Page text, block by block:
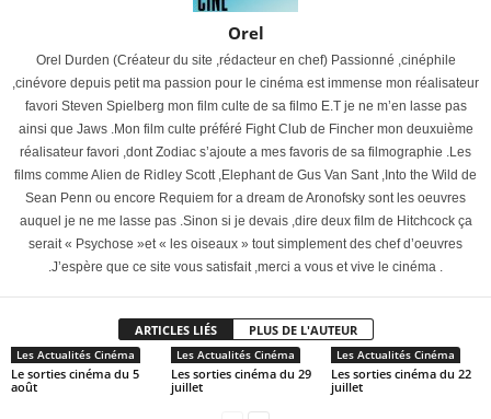
Orel
Orel Durden (Créateur du site ,rédacteur en chef) Passionné ,cinéphile
,cinévore depuis petit ma passion pour le cinéma est immense mon réalisateur
favori Steven Spielberg mon film culte de sa filmo E.T je ne m’en lasse pas
ainsi que Jaws .Mon film culte préféré Fight Club de Fincher mon deuxuième
réalisateur favori ,dont Zodiac s’ajoute a mes favoris de sa filmographie .Les
films comme Alien de Ridley Scott ,Elephant de Gus Van Sant ,Into the Wild de
Sean Penn ou encore Requiem for a dream de Aronofsky sont les oeuvres
auquel je ne me lasse pas .Sinon si je devais ,dire deux film de Hitchcock ça
serait « Psychose »et « les oiseaux » tout simplement des chef d’oeuvres
.J’espère que ce site vous satisfait ,merci a vous et vive le cinéma .
ARTICLES LIÉS PLUS DE L'AUTEUR
Les Actualités Cinéma
Le sorties cinéma du 5
août
Les Actualités Cinéma
Les sorties cinéma du 29
juillet
Les Actualités Cinéma
Les sorties cinéma du 22
juillet